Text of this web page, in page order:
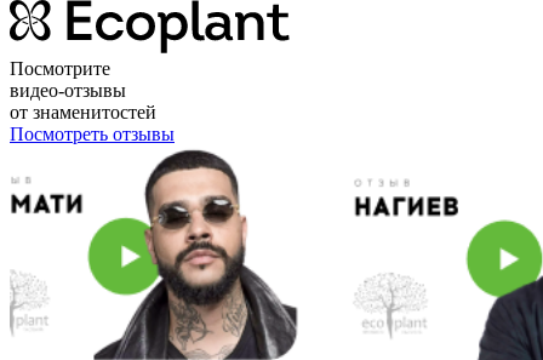
Посмотрите
видео-отзывы
от знаменитостей
Посмотреть отзывы